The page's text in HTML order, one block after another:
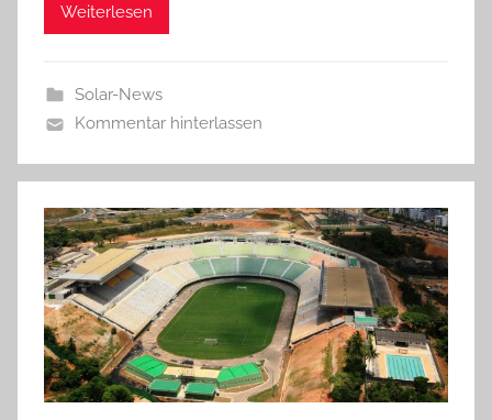
Weiterlesen
Solar-News
Kommentar hinterlassen